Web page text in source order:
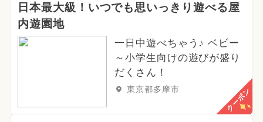
日本最大級！いつでも思いっきり遊べる屋
内遊園地
一日中遊べちゃう♪ ベビー
～小学生向けの遊びが盛り
だくさん！
東京都多摩市 クーポン